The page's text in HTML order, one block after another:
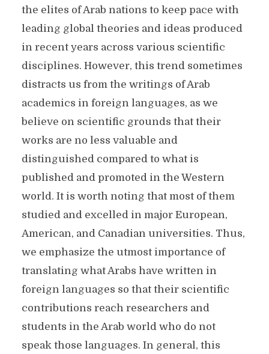
the elites of Arab nations to keep pace with
leading global theories and ideas produced
in recent years across various scientific
disciplines. However, this trend sometimes
distracts us from the writings of Arab
academics in foreign languages, as we
believe on scientific grounds that their
works are no less valuable and
distinguished compared to what is
published and promoted in the Western
world. It is worth noting that most of them
studied and excelled in major European,
American, and Canadian universities. Thus,
we emphasize the utmost importance of
translating what Arabs have written in
foreign languages so that their scientific
contributions reach researchers and
students in the Arab world who do not
speak those languages. In general, this